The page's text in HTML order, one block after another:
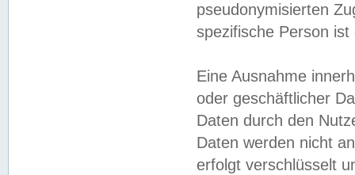
pseudonymisierten
spezifische Person
Eine Ausnahme
oder geschäftlicher
Daten durch den
Daten werden nicht
erfolgt verschlüsselt